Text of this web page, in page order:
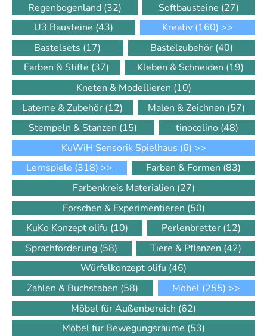
Regenbogenland (32) Softbausteine (27)
U3 Bausteine (43) Kreativ (160) >>
Bastelsets (17) Bastelzubehör (40)
Farben & Stifte (37) Kleben & Schneiden (19)
Kneten & Modellieren (10)
Laterne & Zubehör (12) Malen & Zeichnen (57)
Stempeln & Stanzen (15) tinocolino (48)
KuWiH Sensorik Spielhaus (6) >>
Lernspiele (318) >> Farben & Formen (83)
Farbenkreis Materialien (27)
Forschen & Experimentieren (50)
KuKo Konzept olifu (10) Perlenbretter (12)
Sprachförderung (58) Tiere & Pflanzen (42)
Würfelkonzept olifu (46)
Zahlen & Buchstaben (58) Möbel (255) >>
Möbel für Außenbereich (62)
Möbel für Bewegungsräume (53)